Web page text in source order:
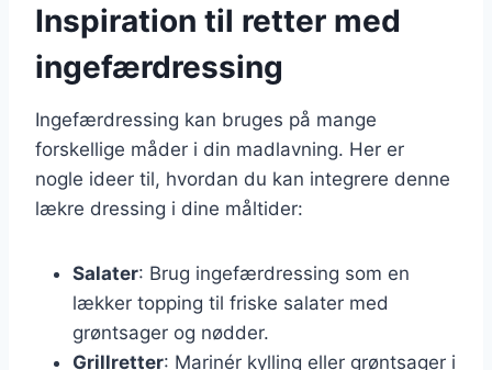
Inspiration til retter med
ingefærdressing
Ingefærdressing kan bruges på mange
forskellige måder i din madlavning. Her er
nogle ideer til, hvordan du kan integrere denne
lækre dressing i dine måltider:
Salater: Brug ingefærdressing som en
lækker topping til friske salater med
grøntsager og nødder.
Grillretter: Marinér kylling eller grøntsager i